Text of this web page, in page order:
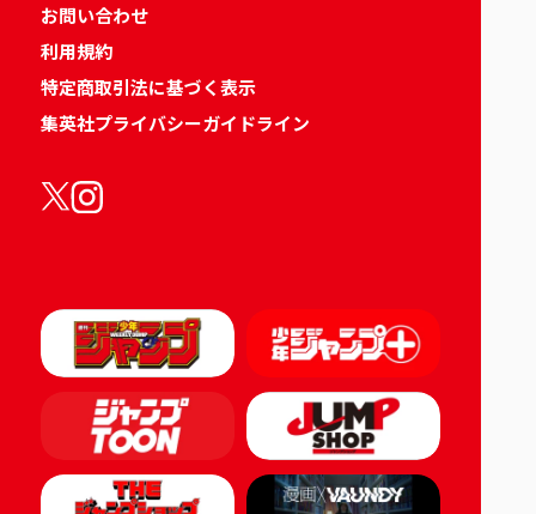
お問い合わせ
利用規約
特定商取引法に基づく表示
集英社プライバシーガイドライン